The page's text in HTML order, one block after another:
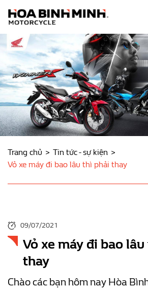
Trang chủ
Tin tức - sự kiện
Vỏ xe máy đi bao lâu thì phải thay
09/07/2021
Vỏ xe máy đi bao
thay
Chào các bạn hôm nay Hòa